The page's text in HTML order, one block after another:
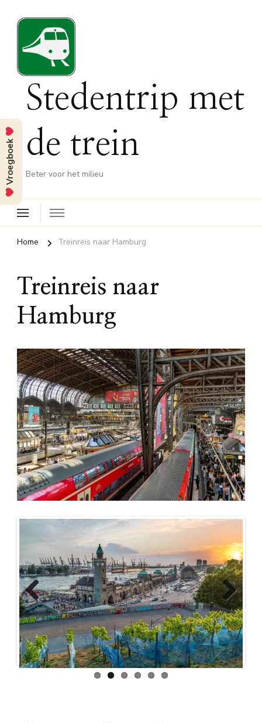
Stedentrip met
de trein
Beter voor het milieu
Home Treinreis naar Hamburg
Treinreis naar
Hamburg
Previous Next
Vroegboek